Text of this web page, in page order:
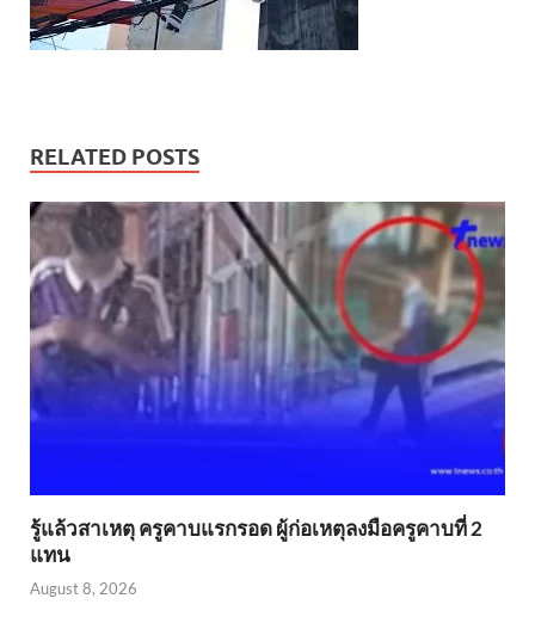
RELATED POSTS
รู้แล้วสาเหตุ ครูคาบแรกรอด ผู้ก่อเหตุลงมือครูคาบที่ 2
แทน
August 8, 2026